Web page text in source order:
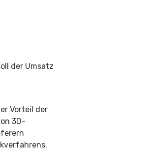
der Umsatz
Vorteil der
3D-